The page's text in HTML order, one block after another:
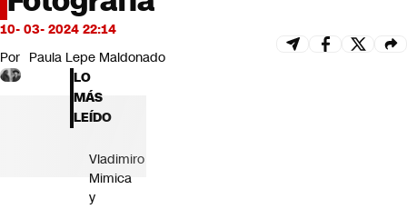
Futuro 360
10- 03- 2024 22:14
Por Paula Lepe Maldonado
LO
MÁS
LEÍDO
Vladimiro
Mimica
y